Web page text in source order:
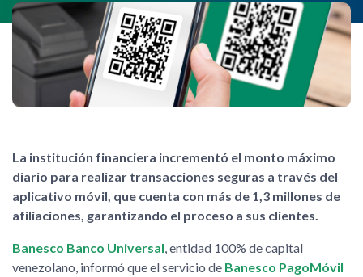
La institución financiera incrementó el monto máximo
diario para realizar transacciones seguras a través del
aplicativo móvil, que cuenta con más de 1,3 millones de
afiliaciones, garantizando el proceso a sus clientes.
Banesco Banco Universal , entidad 100% de capital
venezolano, informó que el servicio de Banesco PagoMóvil